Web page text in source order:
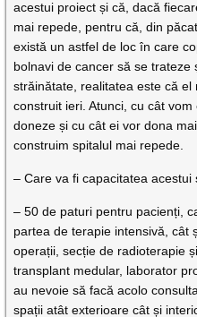
acestui proiect și că, dacă
mai repede, pentru că, din
există un astfel de loc în care
bolnavi de cancer să se
străinătate, realitatea este că
construit ieri. Atunci, cu cât
doneze și cu cât ei vor dona
construim spitalul mai repede.
– Care va fi capacitatea acestui
– 50 de paturi pentru pacienți,
partea de terapie intensivă, cât
operații, secție de radioterapie
transplant medular, laborator
au nevoie să facă acolo
spații atât exterioare cât și